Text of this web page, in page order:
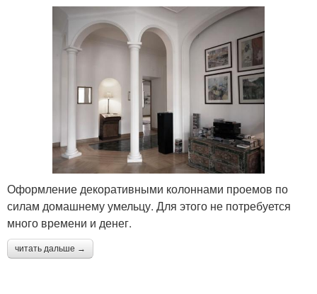
Оформление декоративными колоннами проемов по
силам домашнему умельцу. Для этого не потребуется
много времени и денег.
читать дальше →